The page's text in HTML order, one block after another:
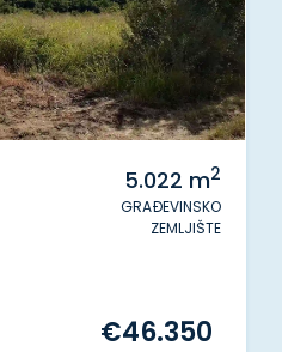
5.022 m2
GRAĐEVINSKO
ZEMLJIŠTE
€46.350